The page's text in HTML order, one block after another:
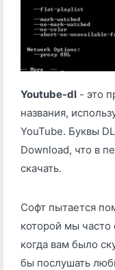
Youtube-dl - это
названия,
YouTube. Буквы
Download, что в
скачать.
Софт пытается
которой мы часто
когда вам было
бы послушать